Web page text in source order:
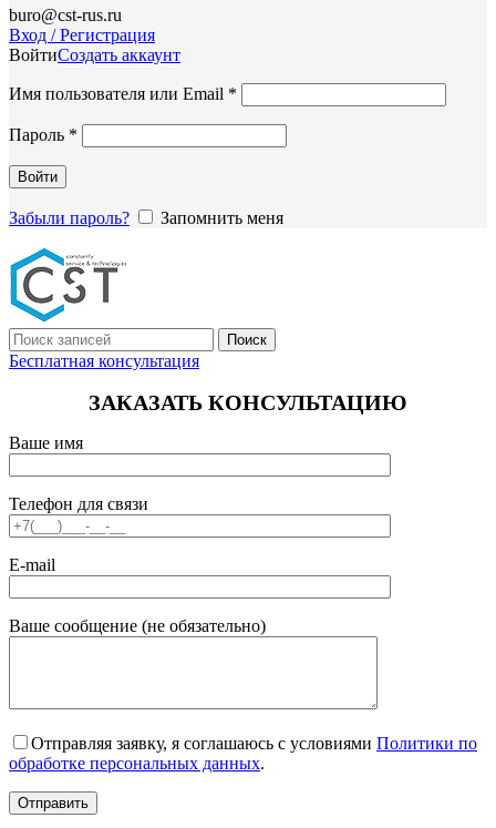
buro@cst-rus.ru
Вход / Регистрация
ВойтиСоздать аккаунт
Имя пользователя или Email *
Пароль *
Войти
Забыли пароль? Запомнить меня
Поиск
Бесплатная консультация
ЗАКАЗАТЬ КОНСУЛЬТАЦИЮ
Ваше имя
Телефон для связи
E-mail
Ваше сообщение (не обязательно)
Отправляя заявку, я соглашаюсь с условиями Политики по
обработке персональных данных.